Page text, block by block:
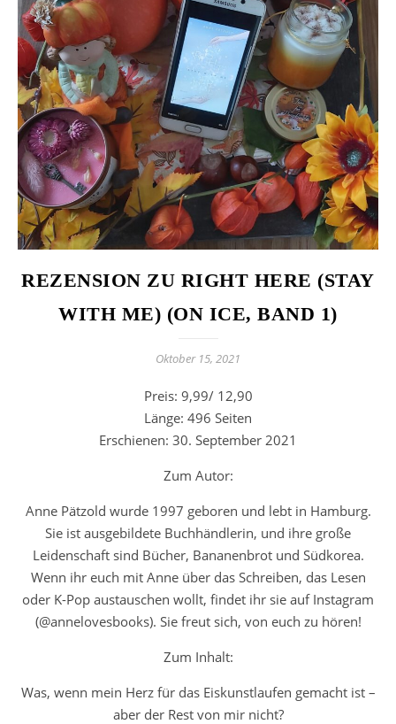
REZENSION ZU RIGHT HERE (STAY
WITH ME) (ON ICE, BAND 1)
Oktober 15, 2021
Preis: 9,99/ 12,90
Länge: 496 Seiten
Erschienen: 30. September 2021
Zum Autor:
Anne Pätzold wurde 1997 geboren und lebt in Hamburg.
Sie ist ausgebildete Buchhändlerin, und ihre große
Leidenschaft sind Bücher, Bananenbrot und Südkorea.
Wenn ihr euch mit Anne über das Schreiben, das Lesen
oder K-Pop austauschen wollt, findet ihr sie auf Instagram
(@annelovesbooks). Sie freut sich, von euch zu hören!
Zum Inhalt:
Was, wenn mein Herz für das Eiskunstlaufen gemacht ist –
aber der Rest von mir nicht?